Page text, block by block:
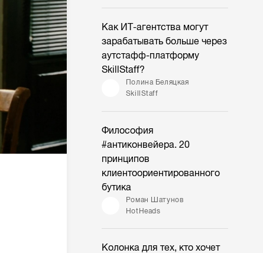
Как ИТ-агентства могут
зарабатывать больше через
аутстафф-платформу
SkillStaff?
Полина Беляцкая
SkillStaff
Философия
#антиконвейера. 20
принципов
клиентоориентированного
бутика
Роман Шатунов
HotHeads
Колонка для тех, кто хочет